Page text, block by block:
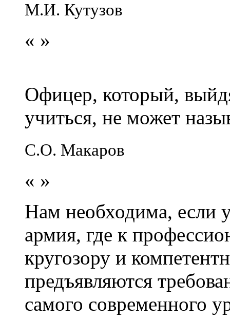
М.И. Кутузов
« »
Офицер, который,
учиться, не может
С.О. Макаров
« »
Нам необходима, если
армия, где к
кругозору и
предъявляются
самого современного